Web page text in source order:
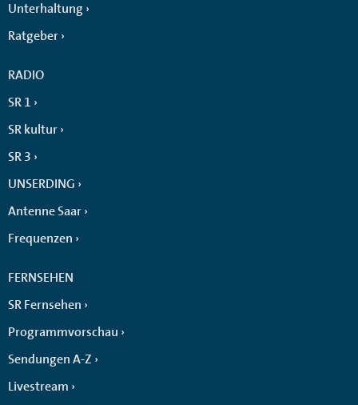
Unterhaltung
Ratgeber
RADIO
SR 1
SR kultur
SR 3
UNSERDING
Antenne Saar
Frequenzen
FERNSEHEN
SR Fernsehen
Programmvorschau
Sendungen A-Z
Livestream